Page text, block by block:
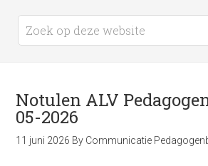
Notulen ALV
05-2026
11 juni 2026 By Communicatie